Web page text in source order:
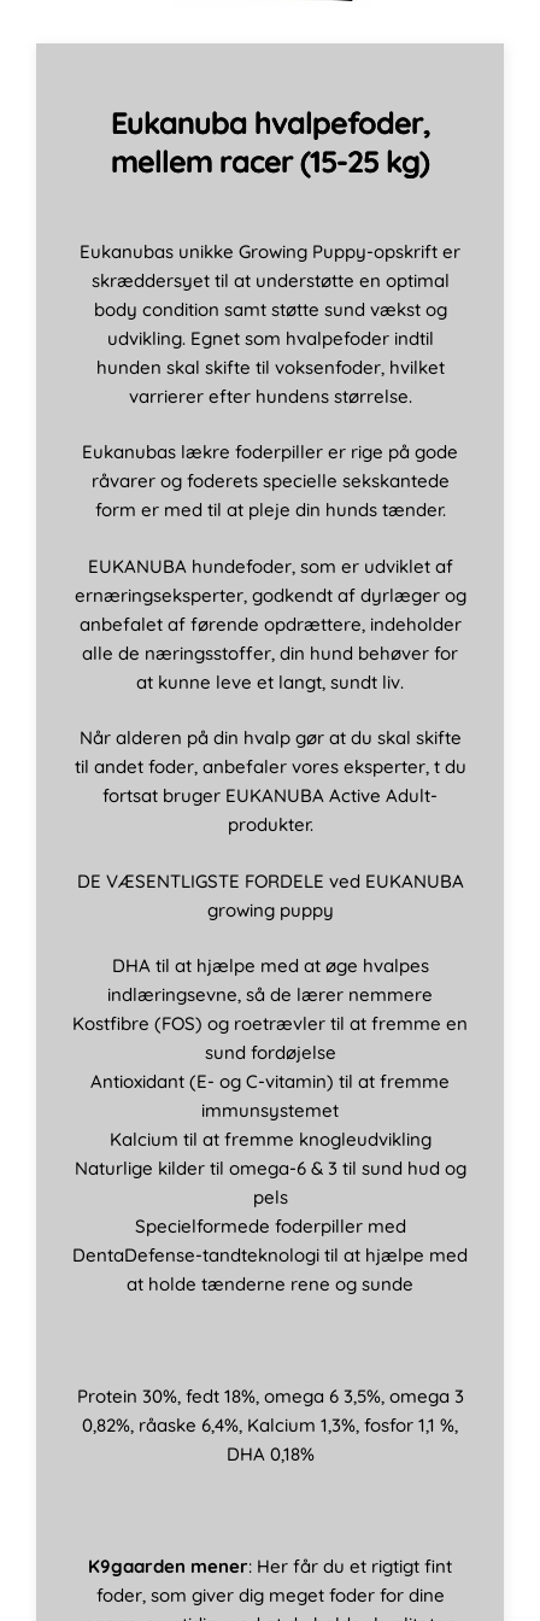
Eukanuba hvalpefoder,
mellem racer (15-25 kg)
Eukanubas unikke Growing Puppy-opskrift er
skræddersyet til at understøtte en optimal
body condition samt støtte sund vækst og
udvikling. Egnet som hvalpefoder indtil
hunden skal skifte til voksenfoder, hvilket
varrierer efter hundens størrelse.
Eukanubas lækre foderpiller er rige på gode
råvarer og foderets specielle sekskantede
form er med til at pleje din hunds tænder.
EUKANUBA hundefoder, som er udviklet af
ernæringseksperter, godkendt af dyrlæger og
anbefalet af førende opdrættere, indeholder
alle de næringsstoffer, din hund behøver for
at kunne leve et langt, sundt liv.
Når alderen på din hvalp gør at du skal skifte
til andet foder, anbefaler vores eksperter, t du
fortsat bruger EUKANUBA Active Adult-
produkter.
DE VÆSENTLIGSTE FORDELE ved EUKANUBA
growing puppy
DHA til at hjælpe med at øge hvalpes
indlæringsevne, så de lærer nemmere
Kostfibre (FOS) og roetrævler til at fremme en
sund fordøjelse
Antioxidant (E- og C-vitamin) til at fremme
immunsystemet
Kalcium til at fremme knogleudvikling
Naturlige kilder til omega-6 & 3 til sund hud og
pels
Specielformede foderpiller med
DentaDefense-tandteknologi til at hjælpe med
at holde tænderne rene og sunde
Protein 30%, fedt 18%, omega 6 3,5%, omega 3
0,82%, råaske 6,4%, Kalcium 1,3%, fosfor 1,1 %,
DHA 0,18%
K9gaarden mener: Her får du et rigtigt fint
foder, som giver dig meget foder for dine